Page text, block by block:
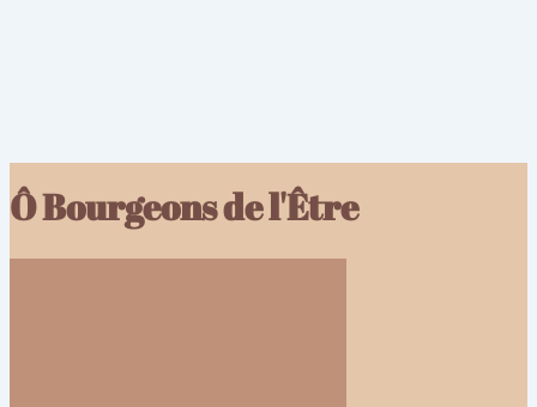
Ô Bourgeons de l'Être